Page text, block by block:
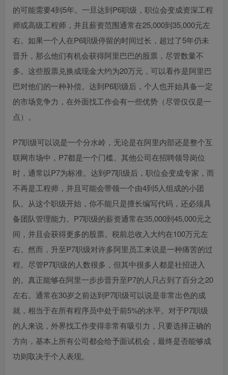
的可能需要4到5年。一旦达到P6职级，职位会变成资深工程
师或高级工程师，并且薪资范围通常在25,000到35,000元左
右。如果一个人在P6职级停留的时间过长，超过了5年仍未
晋升，那么他们有机会获得阿里巴巴的股票，尽管数量不
多。这些股票兑换成现金大约为20万元，可以看作是阿里巴
巴对他们的一种补偿。达到P6职级后，个人也开始具备一定
的市场竞争力，在外面找工作会有一些优势（尽管仅仅是一
点）。
P7职级可以说是一个分水岭，无论是在阿里内部还是整个互
联网市场中，P7都是一个门槛。其他公司在招聘领导岗位
时，通常以P7为标准。达到P7职级后，职位会变成专家，而
不再是工程师，并且可能会带领一个由4到5人组成的小团
队。从这个职级开始，你不能只是擅长编写代码，还必须具
备团队管理能力。P7职级的薪资通常在35,000到45,000元之
间，并且会获得更多的股票。税前总收入大约在100万元左
右。然而，升至P7职级对许多阿里员工来说是一种痛苦的过
程。尽管P7职级的人数很多，但其中很多人都是社招进入
的。真正能够在阿里一步步晋升至P7的人只占到了百分之20
左右。通常在30岁之前达到P7职级可以说是非常出色的成
就，相当于在所有程序员中处于前5%的水平。对于P7职级
的人来说，外界找工作变得非常有吸引力，只要选择正确的
方向，基本上所有公司都会给予面试机会，最终是否能够成
功则取决于个人表现。